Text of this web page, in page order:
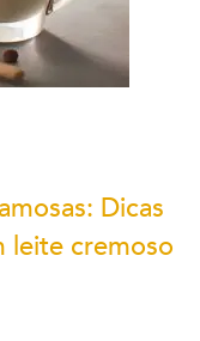
Dicas
leite cremoso